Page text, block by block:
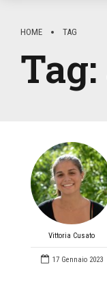
HOME TAG
Tag:
Vittoria Cusato
17 Gennaio 2023